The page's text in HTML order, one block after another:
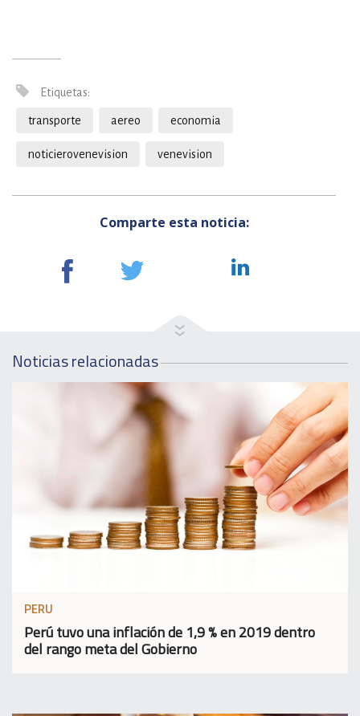
Etiquetas:
transporte aereo economia
noticierovenevision venevision
Comparte esta noticia:
Noticias relacionadas
PERU
Perú tuvo una inflación de 1,9 % en 2019 dentro
del rango meta del Gobierno